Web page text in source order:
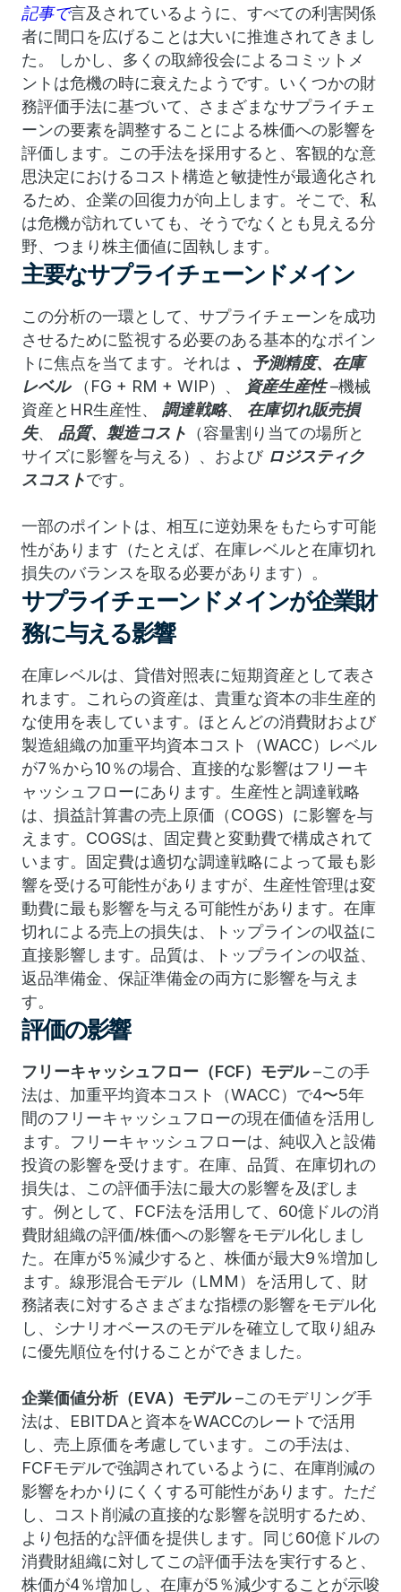
記事で言及されているように、すべての利害関係
者に間口を広げることは大いに推進されてきまし
た。 しかし、 多くの取締役会によるコミットメ
ントは危機の時に衰えたようです。 いくつかの財
務評価手法に基づいて、さまざまなサプライチェ
ーンの要素を調整することによる株価への影響を
評価します。 この手法を採用すると、客観的な意
思決定におけるコスト構造と敏捷性が最適化され
るため、企業の回復力が向上します。 そこで、私
は危機が訪れていても、そうでなくとも見える分
野、つまり株主価値に固執します。
主要なサプライチェーンドメイン
この分析の一環として、サプライチェーンを成功
させるために監視する必要のある基本的なポイン
トに焦点を当てます。 それは 、予測精度、在庫
レベル（FG + RM + WIP）、 資産生産性–機械
資産とHR生産性、 調達戦略、 在庫切れ販売損
失、 品質、製造コスト （容量割り当ての場所と
サイズに影響を与える）、および ロジスティク
スコストです。
一部のポイントは、相互に逆効果をもたらす可能
性があります（たとえば、在庫レベルと在庫切れ
損失のバランスを取る必要があります）。
サプライチェーンドメインが企業財
務に与える影響
在庫レベルは、貸借対照表に短期資産として表さ
れます。 これらの資産は、貴重な資本の非生産的
な使用を表しています。 ほとんどの消費財および
製造組織の加重平均資本コスト（WACC）レベル
が7％から10％の場合、直接的な影響はフリーキ
ャッシュフローにあります。 生産性と調達戦略
は、損益計算書の売上原価（COGS）に影響を与
えます。 COGSは、固定費と変動費で構成されて
います。 固定費は適切な調達戦略によって最も影
響を受ける可能性がありますが、生産性管理は変
動費に最も影響を与える可能性があります。 在庫
切れによる売上の損失は、トップラインの収益に
直接影響します。 品質は、トップラインの収益、
返品準備金、保証準備金の両方に影響を与えま
す。
評価の影響
フリーキャッシュフロー（FCF）モデル–この手
法は、加重平均資本コスト（WACC）で4〜5年
間のフリーキャッシュフローの現在価値を活用し
ます。 フリーキャッシュフローは、純収入と設備
投資の影響を受けます。 在庫、品質、在庫切れの
損失は、この評価手法に最大の影響を及ぼしま
す。 例として、FCF法を活用して、60億ドルの消
費財組織の評価/株価への影響をモデル化しまし
た。在庫が5％減少すると、株価が最大9％増加し
ます。 線形混合モデル（LMM）を活用して、財
務諸表に対するさまざまな指標の影響をモデル化
し、シナリオベースのモデルを確立して取り組み
に優先順位を付けることができました。
企業価値分析（EVA）モデル–このモデリング手
法は、EBITDAと資本をWACCのレートで活用
し、売上原価を考慮しています。 この手法は、
FCFモデルで強調されているように、在庫削減の
影響をわかりにくくする可能性があります。 ただ
し、コスト削減の直接的な影響を説明するため、
より包括的な評価を提供します。
同じ60億ドルの
消費財組織に対してこの評価手法を実行すると、
株価が4％増加し、在庫が5％減少することが示唆